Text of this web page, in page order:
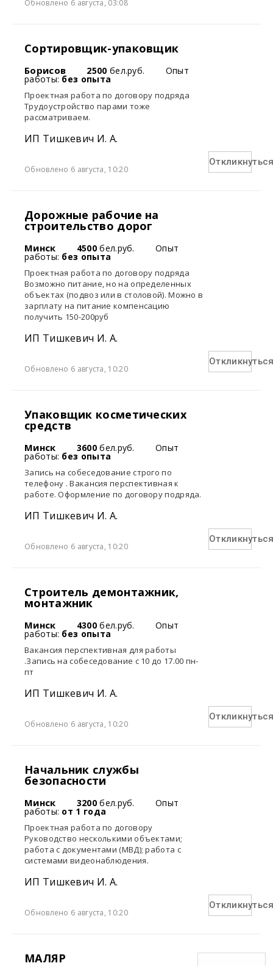
Обновлено 6 августа, 03:08
Сортировщик-упаковщик
Борисов 2500 бел.руб. Опыт
работы: без опыта
Проектная работа по договору подряда
Трудоустройство парами тоже
рассматриваем.
ИП Тишкевич И. А.
Обновлено 6 августа, 10:20
Дорожные рабочие на
строительство дорог
Минск 4500 бел.руб. Опыт
работы: без опыта
Проектная работа по договору подряда
Возможно питание, но на определенных
объектах (подвоз или в столовой). Можно в
зарплату на питание компенсацию
получить 150-200руб
ИП Тишкевич И. А.
Обновлено 6 августа, 10:20
Упаковщик косметических
средств
Минск 3600 бел.руб. Опыт
работы: без опыта
Запись на собеседование строго по
телефону . Вакансия перспективная к
работе. Оформление по договору подряда.
ИП Тишкевич И. А.
Обновлено 6 августа, 10:20
Строитель демонтажник,
монтажник
Минск 4300 бел.руб. Опыт
работы: без опыта
Вакансия перспективная для работы
.Запись на собеседование с 10 до 17.00 пн-
пт
ИП Тишкевич И. А.
Обновлено 6 августа, 10:20
Начальник службы
безопасности
Минск 3200 бел.руб. Опыт
работы: от 1 года
Проектная работа по договору
Руководство несколькими объектами;
работа с документами (МВД); работа с
системами видеонаблюдения.
ИП Тишкевич И. А.
Обновлено 6 августа, 10:20
МАЛЯР